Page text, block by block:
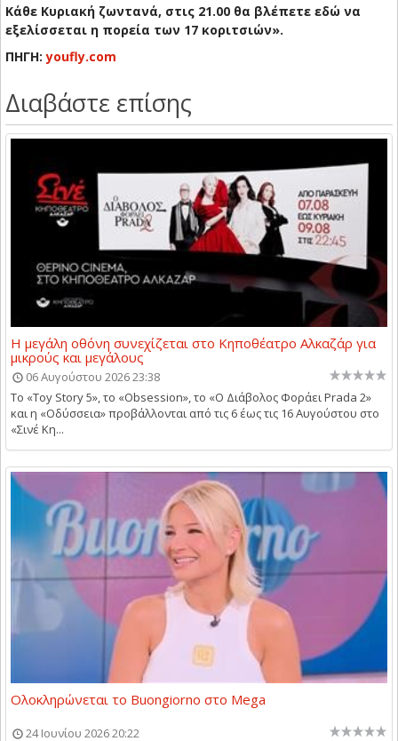
Κάθε Κυριακή ζωντανά, στις 21.00 θα βλέπετε εδώ να
εξελίσσεται η πορεία των 17 κοριτσιών».
ΠΗΓΗ:youfly.com
Διαβάστε επίσης
Η μεγάλη οθόνη συνεχίζεται στο Κηποθέατρο Αλκαζάρ για
μικρούς και μεγάλους
06 Αυγούστου 2026 23:38
Το «Toy Story 5», το «Obsession», το «Ο Διάβολος Φοράει Prada 2»
και η «Οδύσσεια» προβάλλονται από τις 6 έως τις 16 Αυγούστου στο
«Σινέ Κη...
Ολοκληρώνεται το Buongiorno στο Mega
24 Ιουνίου 2026 20:22